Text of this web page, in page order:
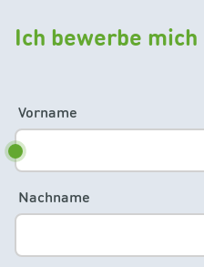
Ich bewerbe
Nachname
Vorname